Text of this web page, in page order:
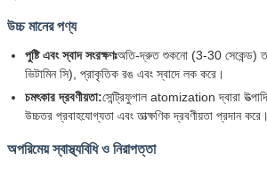
উচ্চ মানের পণ্য
পুষ্টি এবং স্বাদ সংরক্ষণঃঅতি-দ্রুত শুকনো (3-30 সেকেন্ড)
ভিটামিন সি), প্রাকৃতিক রঙ এবং স্বাদে লক করে।
চমৎকার দ্রবণীয়তা:সেন্ট্রিফুগাল atomization দ্বারা
উচ্চতর প্রবাহযোগ্যতা এবং তাত্ক্ষণিক দ্রবণীয়তা প্রদান করে।
অপরিমেয় স্বাস্থ্যবিধি ও নিরাপত্তা